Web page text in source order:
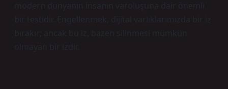
modern dünyanın insanın varoluşuna dair önemli
bir testidir. Engellenmek, dijital varlıklarımızda bir iz
bırakır; ancak bu iz, bazen silinmesi mümkün
olmayan bir izdir.